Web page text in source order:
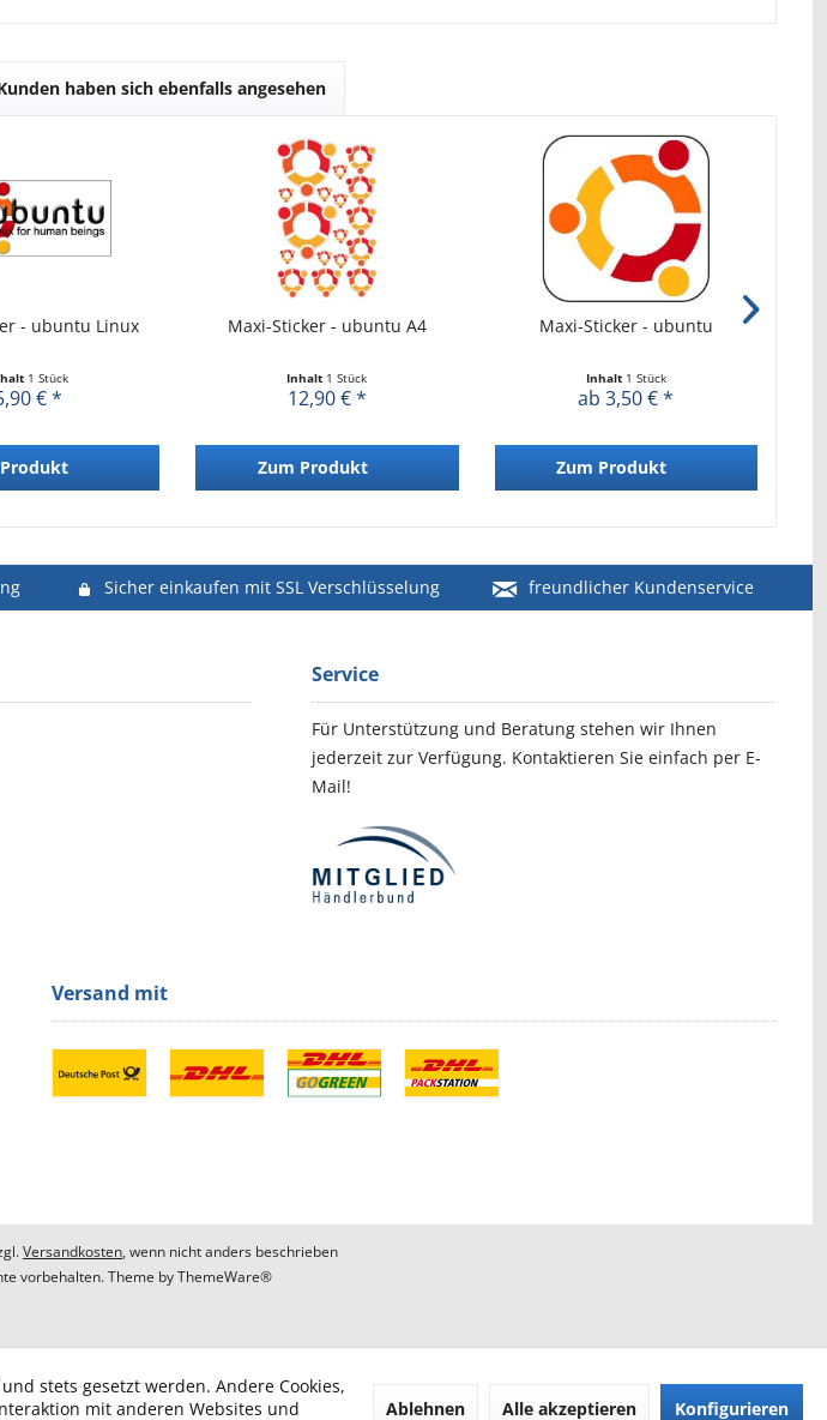
haben sich ebenfalls angesehen
- ubuntu Linux
1 Stück
€ *
Maxi-Sticker - ubuntu A4
Inhalt 1 Stück
12,90 € *
Zum Produkt
Maxi-Sticker - ubuntu
Inhalt 1 Stück
ab 3,50 € *
Zum Produkt
Sicher einkaufen mit SSL Verschlüsselung freundlicher Kundenservice
Service
Für Unterstützung und Beratung stehen wir Ihnen
jederzeit zur Verfügung. Kontaktieren Sie einfach per E-
Mail!
Versand mit
Versandkosten, wenn nicht anders beschrieben
vorbehalten. Theme byThemeWare®
stets gesetzt werden. Andere Cookies,
mit anderen Websites und
Ablehnen Alle akzeptieren Konfigurieren